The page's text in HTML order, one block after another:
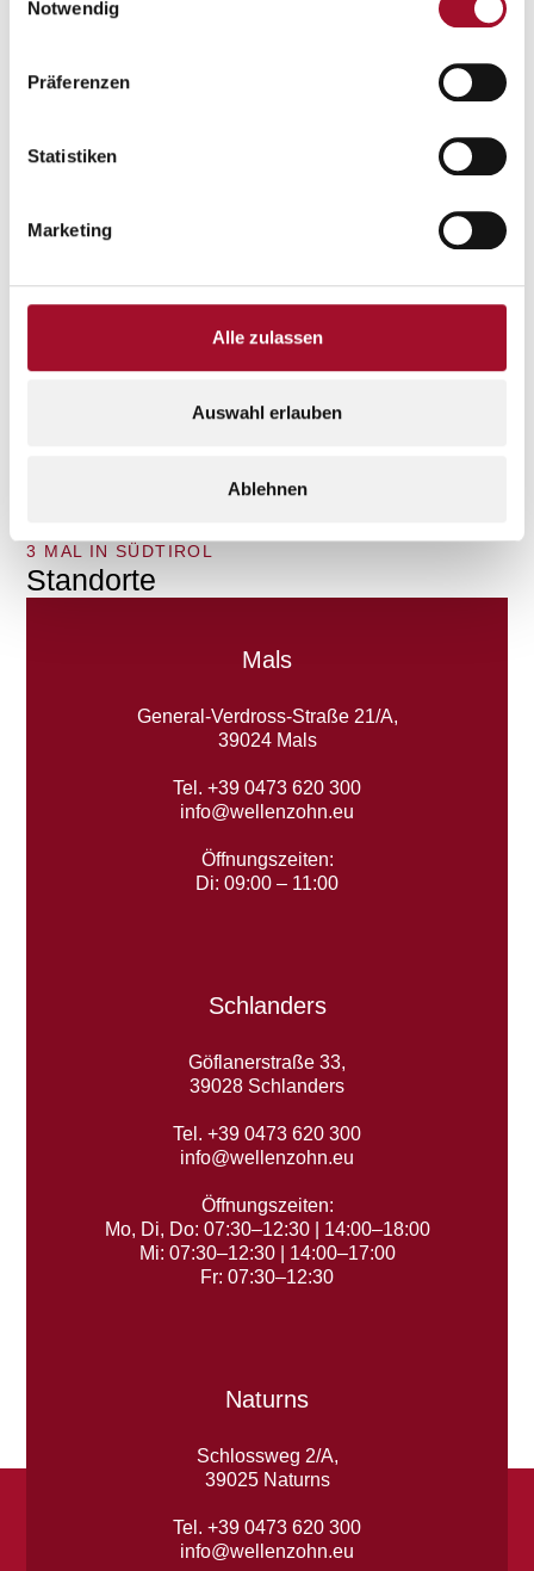
Notwendig
Präferenzen
Statistiken
Marketing
Alle zulassen
Auswahl erlauben
Ablehnen
3 MAL IN SÜDTIROL
Standorte
Mals
General-Verdross-Straße 21/A,
39024 Mals
Tel. +39 0473 620 300
info@wellenzohn.eu
Öffnungszeiten:
Di: 09:00 – 11:00
Schlanders
Göflanerstraße 33,
39028 Schlanders
Tel. +39 0473 620 300
info@wellenzohn.eu
Öffnungszeiten:
Mo, Di, Do: 07:30–12:30 | 14:00–18:00
Mi: 07:30–12:30 | 14:00–17:00
Fr: 07:30–12:30
Naturns
Schlossweg 2/A,
39025 Naturns
Tel. +39 0473 620 300
info@wellenzohn.eu